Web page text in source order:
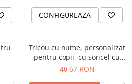
CONFIGUREAZA
Tricou cu nume, personalizat
pentru copii, cu soricel cu
design marin, tricou din
40,67 RON